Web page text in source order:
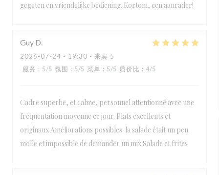
gegeten en vriendelijke bediening. Kortom, een aanrader!
Guy D
2026-07-24 - 19:30 - 来宾 5
服务 : 5/5 氛围 : 5/5 菜单 : 5/5 质价比 : 4/5
Cadre superbe, et calme, personnel attentionné avec une
fréquentation moyenne ce jour. Plats excellents et
originaux Améliorations possibles: la salade était un peu
molle et impossible de demander un mix Salade et frites